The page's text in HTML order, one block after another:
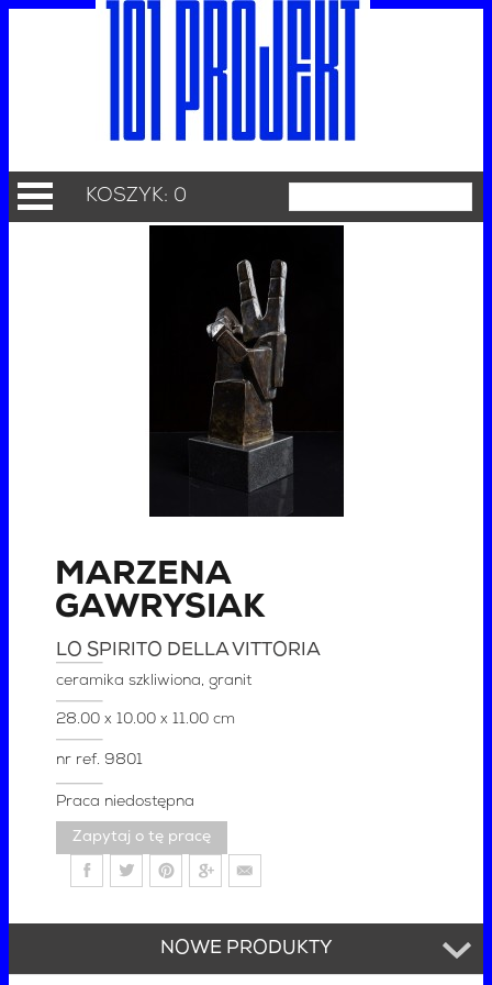
KOSZYK: 0
MARZENA
GAWRYSIAK
LO SPIRITO DELLA VITTORIA
ceramika szkliwiona, granit
28.00 x 10.00 x 11.00 cm
nr ref.9801
Praca niedostępna
Zapytaj o tę pracę
NOWE PRODUKTY